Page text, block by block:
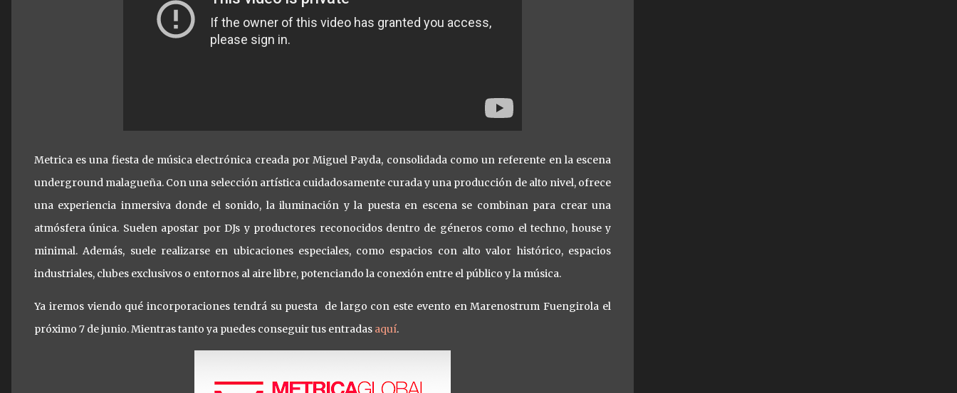
Metrica es una fiesta de música electrónica creada por Miguel Payda, consolidada como un referente en la escena
underground malagueña. Con una selección artística cuidadosamente curada y una producción de alto nivel, ofrece
una experiencia inmersiva donde el sonido, la iluminación y la puesta en escena se combinan para crear una
atmósfera única. Suelen apostar por DJs y productores reconocidos dentro de géneros como el techno, house y
minimal. Además, suele realizarse en ubicaciones especiales, como espacios con alto valor histórico, espacios
industriales, clubes exclusivos o entornos al aire libre, potenciando la conexión entre el público y la música.
Ya iremos viendo qué incorporaciones tendrá su puesta de largo con este evento en Marenostrum Fuengirola el
próximo 7 de junio. Mientras tanto ya puedes conseguir tus entradas aquí.